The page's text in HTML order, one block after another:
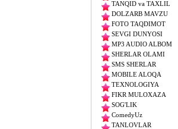
TANQID va TAXLIL
DOLZARB MAVZU
FOTO TAQDIMOT
SEVGI DUNYOSI
MP3 AUDIO ALBOM
SHERLAR OLAMI
SMS SHERLAR
MOBILE ALOQA
TEXNOLOGIYA
FIKR MULOXAZA
SOG'LIK
ComedyUz
TANLOVLAR